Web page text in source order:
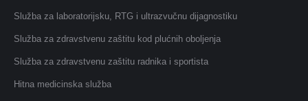
Služba za laboratorijsku, RTG i ultrazvučnu dijagnostiku
Služba za zdravstvenu zaštitu kod plućnih oboljenja
Služba za zdravstvenu zaštitu radnika i sportista
Hitna medicinska služba